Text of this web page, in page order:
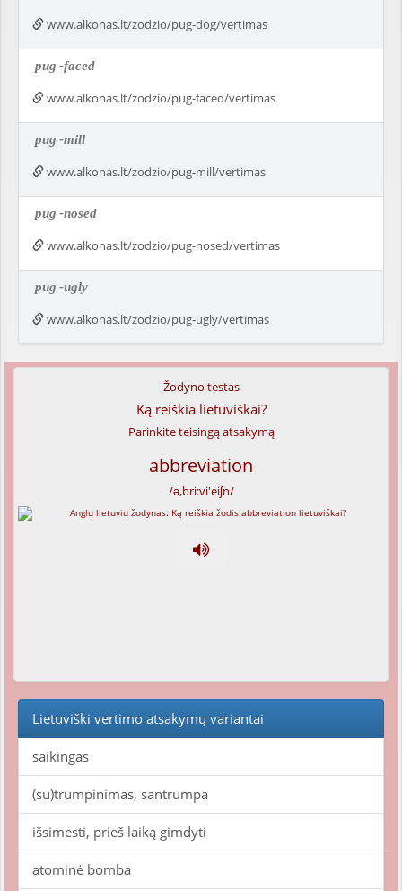
www.alkonas.lt/zodzio/pug-dog/vertimas
pug -faced
www.alkonas.lt/zodzio/pug-faced/vertimas
pug -mill
www.alkonas.lt/zodzio/pug-mill/vertimas
pug -nosed
www.alkonas.lt/zodzio/pug-nosed/vertimas
pug -ugly
www.alkonas.lt/zodzio/pug-ugly/vertimas
Žodyno testas
Ką reiškia lietuviškai?
Parinkite teisingą atsakymą
abbreviation
/ə,bri:vi'eiʃn/
Lietuviški vertimo atsakymų variantai
saikingas
(su)trumpinimas, santrumpa
išsimesti, prieš laiką gimdyti
atominė bomba